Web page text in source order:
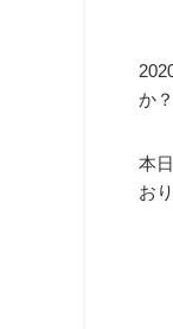
か？
本
お